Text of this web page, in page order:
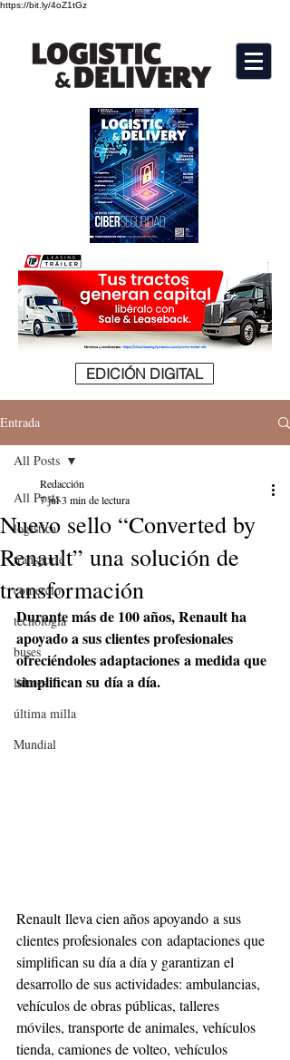
https://bit.ly/4oZ1tGz
EDICIÓN DIGITAL
Entrada
All Posts
logistica
transporte
comercio
tecnologia
buses
lideres
última milla
Mundial
All Posts
Nuevo sello “Converted by
Renault” una solución de
transformación
Redacción
7 jul3 min de lectura
Durante más de 100 años, Renault ha
apoyado a sus clientes profesionales
ofreciéndoles adaptaciones a medida que
simplifican su día a día.
Renault lleva cien años apoyando a sus
clientes profesionales con adaptaciones que
simplifican su día a día y garantizan el
desarrollo de sus actividades: ambulancias,
vehículos de obras públicas, talleres
móviles, transporte de animales, vehículos
tienda, camiones de volteo, vehículos